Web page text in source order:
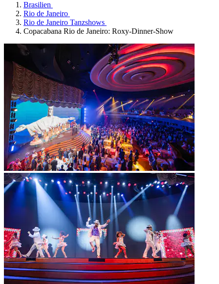
Brasilien
Rio de Janeiro
Rio de Janeiro Tanzshows
Copacabana Rio de Janeiro: Roxy-Dinner-Show